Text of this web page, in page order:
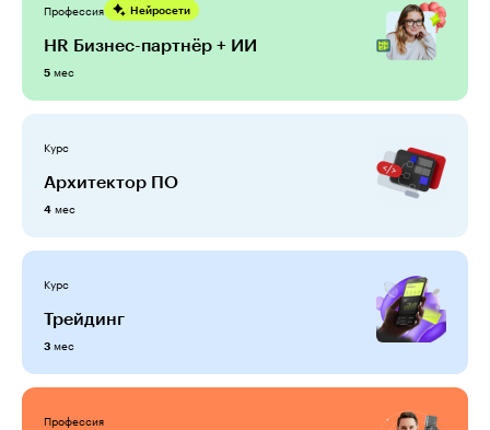
Профессия Нейросети
HR Бизнес-партнёр + ИИ
5 мес
Курс
Архитектор ПО
4 мес
Курс
Трейдинг
3 мес
Профессия